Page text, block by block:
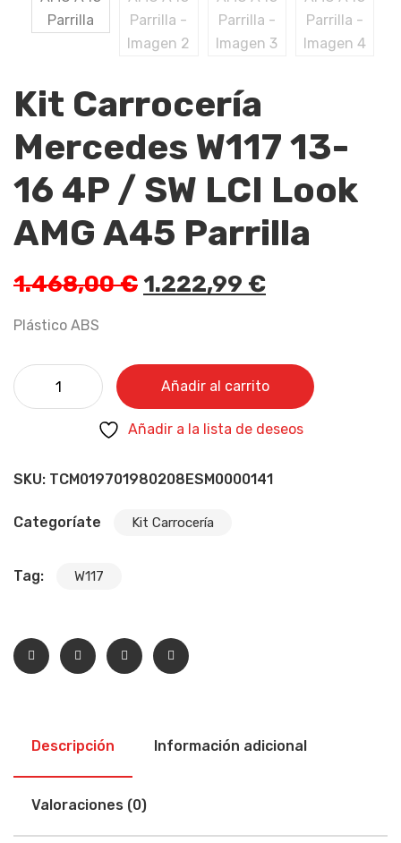
Kit Carrocería
Mercedes W117 13-
16 4P / SW LCI Look
AMG A45 Parrilla
1.468,00€ 1.222,99 €
Plástico ABS
Añadir al carrito
Añadir a la lista de deseos
SKU: TCM019701980208ESM0000141
Categoríate Kit Carrocería
Tag: W117
Descripción Información adicional
Valoraciones (0)